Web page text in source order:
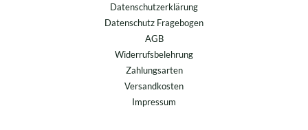
Datenschutzerklärung
Datenschutz Fragebogen
AGB
Widerrufsbelehrung
Zahlungsarten
Versandkosten
Impressum